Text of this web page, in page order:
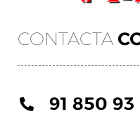
CONTACTA
91 850 93